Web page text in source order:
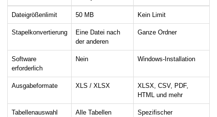
Dateigrößenlimit 50 MB Kein Limit
Stapelkonvertierung
Eine Datei nach
der anderen
Ganze Ordner
Software
erforderlich
Nein Windows-Installation
Ausgabeformate XLS / XLSX
XLSX, CSV, PDF,
HTML und mehr
Tabellenauswahl Alle Tabellen
Spezifischer